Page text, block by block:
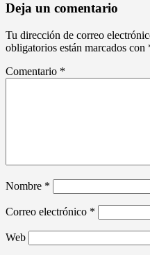
Deja un comentario
Tu dirección de correo
obligatorios están marcados con
Comentario *
Nombre *
Correo electrónico *
Web